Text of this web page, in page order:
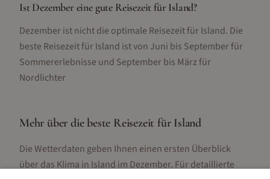
Ist Dezember eine gute Reisezeit für Island?
Dezember ist nicht die optimale Reisezeit für Island. Die
beste Reisezeit für Island ist von Juni bis September für
Sommererlebnisse und September bis März für
Nordlichter
Mehr über die beste Reisezeit für Island
Die Wetterdaten geben Ihnen einen ersten Überblick
über das Klima in Island im Dezember. Für detaillierte